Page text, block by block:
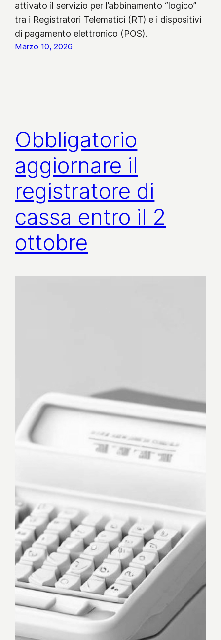
attivato il servizio per l’abbinamento “logico”
tra i Registratori Telematici (RT) e i dispositivi
di pagamento elettronico (POS).
Marzo 10, 2026
Obbligatorio
aggiornare il
registratore di
cassa entro il 2
ottobre